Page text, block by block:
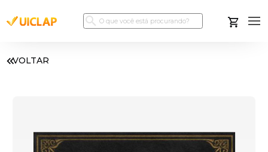
VOLTAR